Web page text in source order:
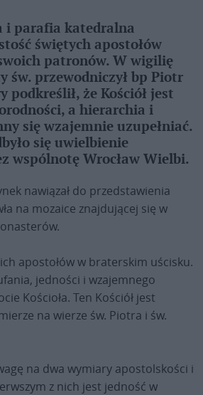
i parafia katedralna
świętych apostołów
patronów. W wigilię
św. przewodniczył bp Piotr
podkreślił, że Kościół jest
a hierarchia i
się wzajemnie uzupełniać.
się uwielbienie
wspólnotę Wrocław Wielbi.
nawiązał do przedstawienia
na mozaice znajdującej się w
apostołów w braterskim uścisku.
jedności i wzajemnego
Kościoła. Ten Kościół jest
na wierze św. Piotra i św.
na dwa wymiary apostolskości i
z nich jest jedność w